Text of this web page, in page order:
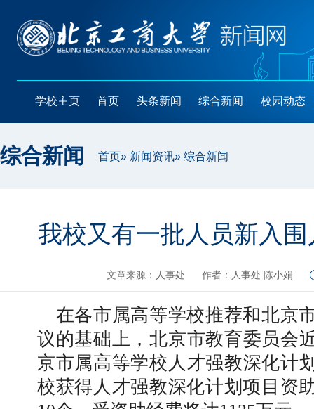
学校主页 首页 头条新闻 综合新闻 校园动态
综合新闻 首页» 新闻资讯» 综合新闻
我校又有一批人员新入
文章来源：人事处 作者：人事处 陈小娟
在各市属高等学校推荐和北京
议的基础上，北京市教育委员会
京市属高等学校人才强教深化计
校获得人才强教深化计划项目资